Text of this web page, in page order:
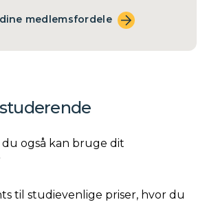
medlemsfordele
du også kan bruge dit
til studievenlige priser, hvor du